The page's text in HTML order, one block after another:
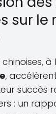
sur le
à
,
succès
: un